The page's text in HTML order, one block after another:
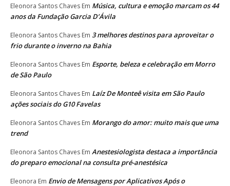
Eleonora Santos Chaves Em Música, cultura e emoção marcam os 44
anos da Fundação Garcia D’Ávila
Eleonora Santos Chaves Em 3 melhores destinos para aproveitar o
frio durante o inverno na Bahia
Eleonora Santos Chaves Em Esporte, beleza e celebração em Morro
de São Paulo
Eleonora Santos Chaves Em Laíz De Monteê visita em São Paulo
ações sociais do G10 Favelas
Eleonora Santos Chaves Em Morango do amor: muito mais que uma
trend
Eleonora Santos Chaves Em Anestesiologista destaca a importância
do preparo emocional na consulta pré-anestésica
Eleonora Em Envio de Mensagens por Aplicativos Após o